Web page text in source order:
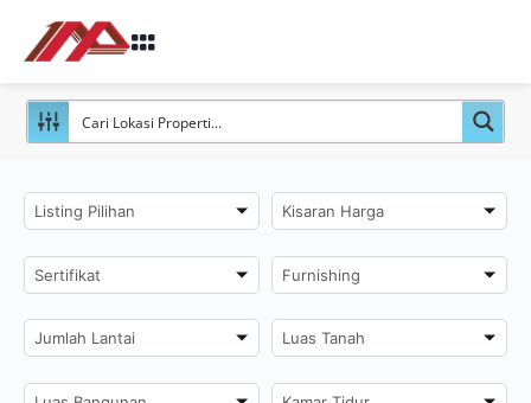
Listing Pilihan Kisaran Harga
Sertifikat Furnishing
Jumlah Lantai Luas Tanah